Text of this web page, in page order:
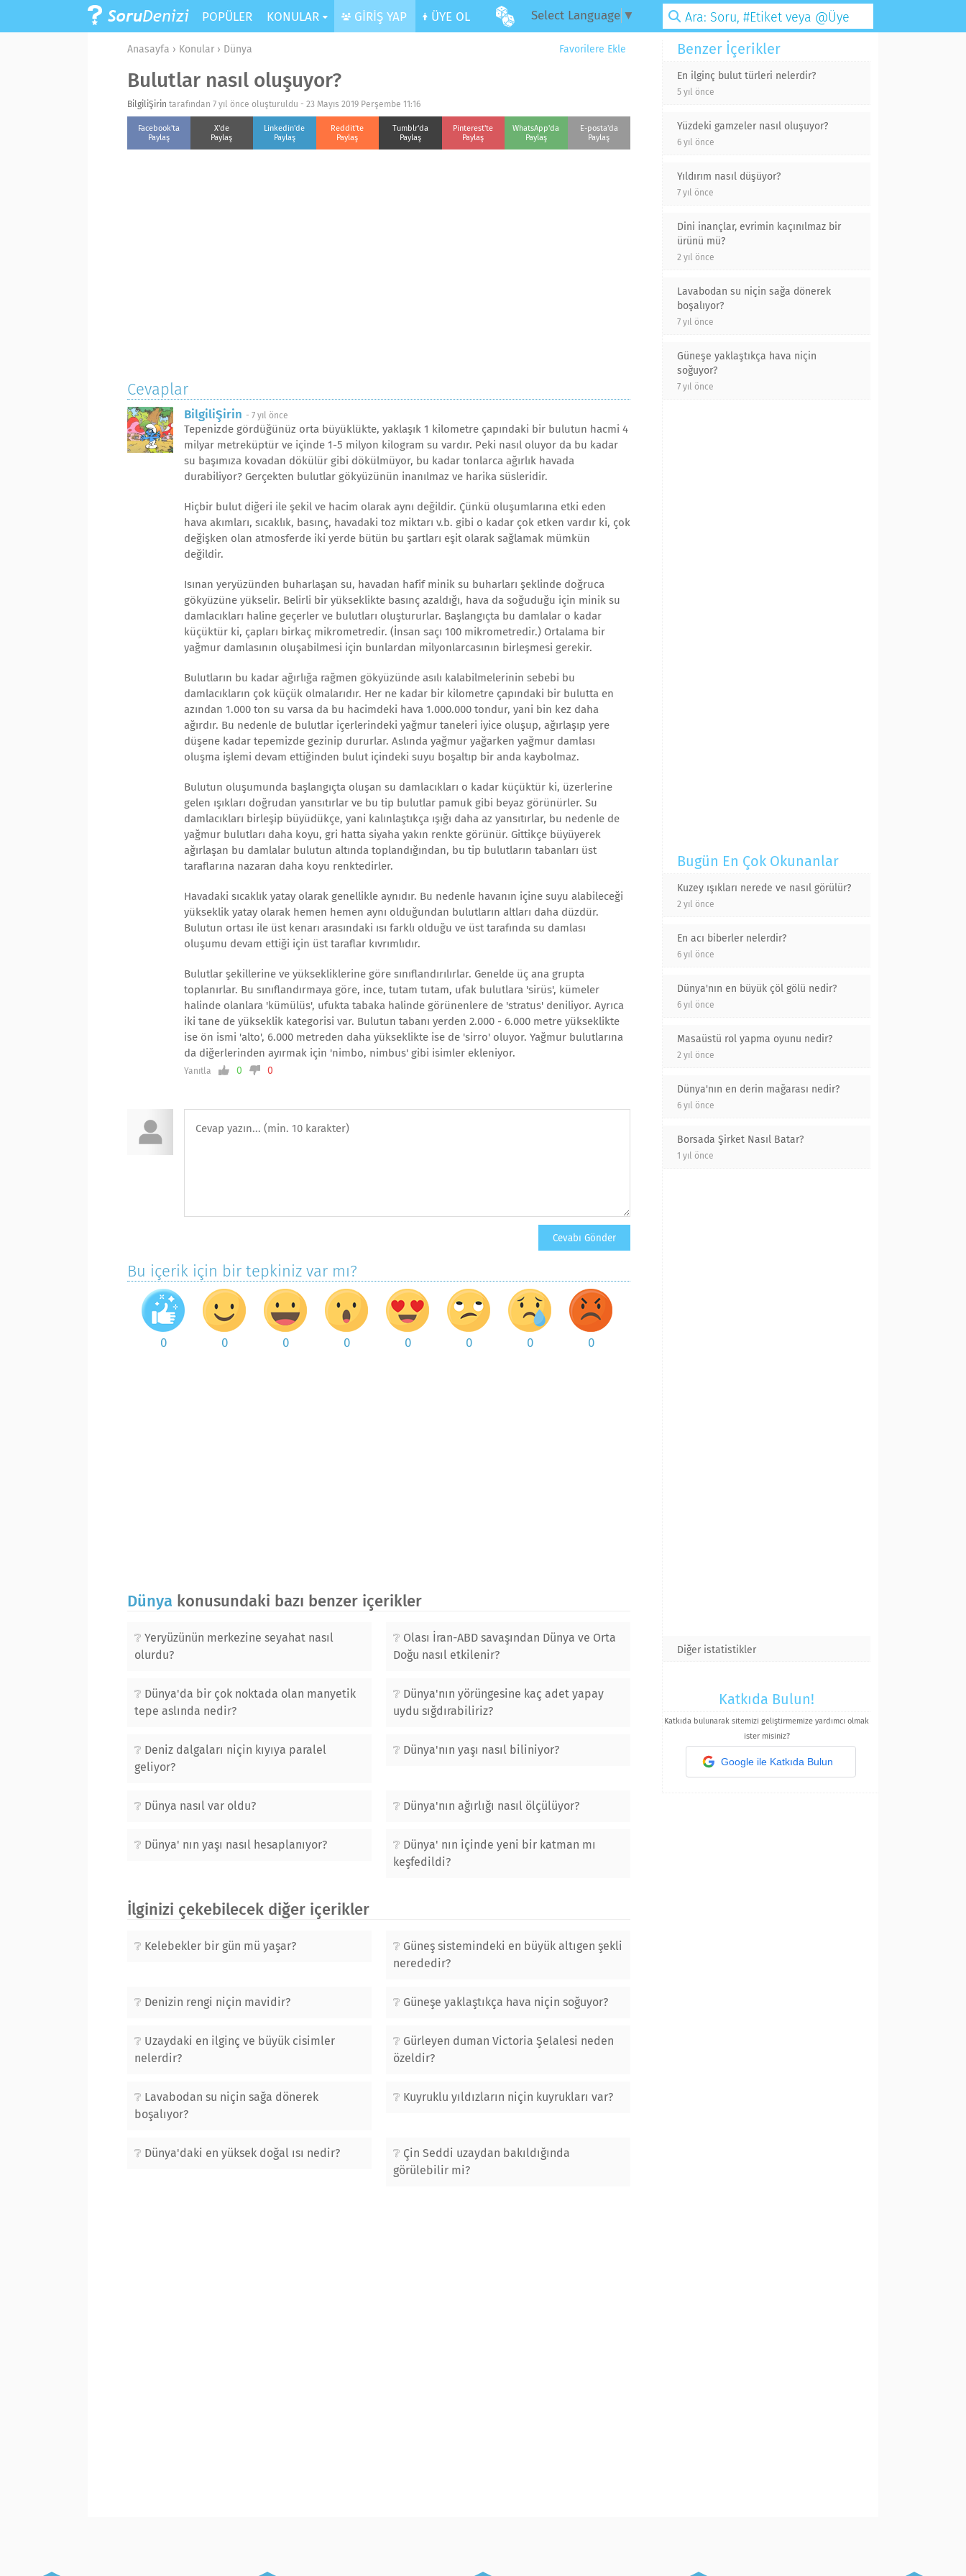
POPÜLER KONULAR GİRİŞ YAP ÜYE OL Select Language ▼
Favorilere Ekle
Anasayfa › Konular › Dünya
Bulutlar nasıl oluşuyor?
BilgiliŞirin tarafından 7 yıl önce oluşturuldu - 23 Mayıs 2019 Perşembe 11:16
Facebook'ta
Paylaş
X'de
Paylaş
Linkedin'de
Paylaş
Reddit'te
Paylaş
Tumblr'da
Paylaş
Pinterest'te
Paylaş
WhatsApp'da
Paylaş
E-posta'da
Paylaş
Cevaplar
BilgiliŞirin - 7 yıl önce
Tepenizde gördüğünüz orta büyüklükte, yaklaşık 1 kilometre çapındaki bir bulutun hacmi 4
milyar metreküptür ve içinde 1-5 milyon kilogram su vardır. Peki nasıl oluyor da bu kadar
su başımıza kovadan dökülür gibi dökülmüyor, bu kadar tonlarca ağırlık havada
durabiliyor? Gerçekten bulutlar gökyüzünün inanılmaz ve harika süsleridir.
Hiçbir bulut diğeri ile şekil ve hacim olarak aynı değildir. Çünkü oluşumlarına etki eden
hava akımları, sıcaklık, basınç, havadaki toz miktarı v.b. gibi o kadar çok etken vardır ki, çok
değişken olan atmosferde iki yerde bütün bu şartları eşit olarak sağlamak mümkün
değildir.
Isınan yeryüzünden buharlaşan su, havadan hafif minik su buharları şeklinde doğruca
gökyüzüne yükselir. Belirli bir yükseklikte basınç azaldığı, hava da soğuduğu için minik su
damlacıkları haline geçerler ve bulutları oluştururlar. Başlangıçta bu damlalar o kadar
küçüktür ki, çapları birkaç mikrometredir. (İnsan saçı 100 mikrometredir.) Ortalama bir
yağmur damlasının oluşabilmesi için bunlardan milyonlarcasının birleşmesi gerekir.
Bulutların bu kadar ağırlığa rağmen gökyüzünde asılı kalabilmelerinin sebebi bu
damlacıkların çok küçük olmalarıdır. Her ne kadar bir kilometre çapındaki bir bulutta en
azından 1.000 ton su varsa da bu hacimdeki hava 1.000.000 tondur, yani bin kez daha
ağırdır. Bu nedenle de bulutlar içerlerindeki yağmur taneleri iyice oluşup, ağırlaşıp yere
düşene kadar tepemizde gezinip dururlar. Aslında yağmur yağarken yağmur damlası
oluşma işlemi devam ettiğinden bulut içindeki suyu boşaltıp bir anda kaybolmaz.
Bulutun oluşumunda başlangıçta oluşan su damlacıkları o kadar küçüktür ki, üzerlerine
gelen ışıkları doğrudan yansıtırlar ve bu tip bulutlar pamuk gibi beyaz görünürler. Su
damlacıkları birleşip büyüdükçe, yani kalınlaştıkça ışığı daha az yansıtırlar, bu nedenle de
yağmur bulutları daha koyu, gri hatta siyaha yakın renkte görünür. Gittikçe büyüyerek
ağırlaşan bu damlalar bulutun altında toplandığından, bu tip bulutların tabanları üst
taraflarına nazaran daha koyu renktedirler.
Havadaki sıcaklık yatay olarak genellikle aynıdır. Bu nedenle havanın içine suyu alabileceği
yükseklik yatay olarak hemen hemen aynı olduğundan bulutların altları daha düzdür.
Bulutun ortası ile üst kenarı arasındaki ısı farklı olduğu ve üst tarafında su damlası
oluşumu devam ettiği için üst taraflar kıvrımlıdır.
Bulutlar şekillerine ve yüksekliklerine göre sınıflandırılırlar. Genelde üç ana grupta
toplanırlar. Bu sınıflandırmaya göre, ince, tutam tutam, ufak bulutlara 'sirüs', kümeler
halinde olanlara 'kümülüs', ufukta tabaka halinde görünenlere de 'stratus' deniliyor. Ayrıca
iki tane de yükseklik kategorisi var. Bulutun tabanı yerden 2.000 - 6.000 metre yükseklikte
ise ön ismi 'alto', 6.000 metreden daha yükseklikte ise de 'sirro' oluyor. Yağmur bulutlarına
da diğerlerinden ayırmak için 'nimbo, nimbus' gibi isimler ekleniyor.
Yanıtla 0 0
Bu içerik için bir tepkiniz var mı?
0 0 0 0 0 0 0 0
Dünya konusundaki bazı benzer içerikler
Yeryüzünün merkezine seyahat nasıl
olurdu?
Olası İran-ABD savaşından Dünya ve Orta
Doğu nasıl etkilenir?
Dünya'da bir çok noktada olan manyetik
tepe aslında nedir?
Dünya'nın yörüngesine kaç adet yapay
uydu sığdırabiliriz?
Deniz dalgaları niçin kıyıya paralel
geliyor?
Dünya'nın yaşı nasıl biliniyor?
Dünya nasıl var oldu? Dünya'nın ağırlığı nasıl ölçülüyor?
Dünya' nın yaşı nasıl hesaplanıyor?
Dünya' nın içinde yeni bir katman mı
keşfedildi?
İlginizi çekebilecek diğer içerikler
Kelebekler bir gün mü yaşar?
Güneş sistemindeki en büyük altıgen şekli
nerededir?
Denizin rengi niçin mavidir? Güneşe yaklaştıkça hava niçin soğuyor?
Uzaydaki en ilginç ve büyük cisimler
nelerdir?
Gürleyen duman Victoria Şelalesi neden
özeldir?
Lavabodan su niçin sağa dönerek
boşalıyor?
Kuyruklu yıldızların niçin kuyrukları var?
Dünya'daki en yüksek doğal ısı nedir?
Çin Seddi uzaydan bakıldığında
görülebilir mi?
Benzer İçerikler
En ilginç bulut türleri nelerdir?
5 yıl önce
Yüzdeki gamzeler nasıl oluşuyor?
6 yıl önce
Yıldırım nasıl düşüyor?
7 yıl önce
Dini inançlar, evrimin kaçınılmaz bir
ürünü mü?
2 yıl önce
Lavabodan su niçin sağa dönerek
boşalıyor?
7 yıl önce
Güneşe yaklaştıkça hava niçin
soğuyor?
7 yıl önce
Bugün En Çok Okunanlar
Kuzey ışıkları nerede ve nasıl görülür?
2 yıl önce
En acı biberler nelerdir?
6 yıl önce
Dünya'nın en büyük çöl gölü nedir?
6 yıl önce
Masaüstü rol yapma oyunu nedir?
2 yıl önce
Dünya'nın en derin mağarası nedir?
6 yıl önce
Borsada Şirket Nasıl Batar?
1 yıl önce
Diğer istatistikler
Katkıda Bulun!
Katkıda bulunarak sitemizi geliştirmemize yardımcı olmak
ister misiniz?
Google ile Katkıda Bulun